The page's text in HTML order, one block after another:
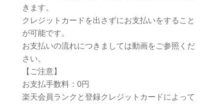
きます。
クレジットカードを出さずにお支払いをすること
が可能です。
お支払いの流れにつきましては動画をご参照くだ
さい。
【ご注意】
お支払手数料：0円
楽天会員ランクと登録クレジットカードによって